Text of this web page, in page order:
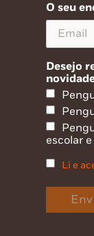
O seu
Desejo
escolar
Li e